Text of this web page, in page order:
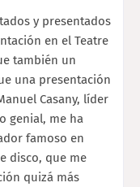
y presentados
en el Teatre
también un
una presentación
Casany, líder
genial, me ha
famoso en
disco, que me
quizá más